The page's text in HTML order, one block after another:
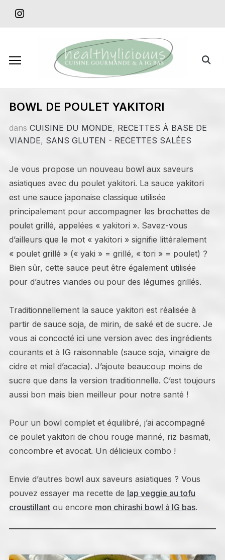
instagram
Search
BOWL DE POULET YAKITORI
dans CUISINE DU MONDE, RECETTES À BASE DE
VIANDE, SANS GLUTEN - RECETTES SALÉES
Je vous propose un nouveau bowl aux saveurs
asiatiques avec du poulet yakitori. La sauce yakitori
est une sauce japonaise classique utilisée
principalement pour accompagner les brochettes de
poulet grillé, appelées « yakitori ». Savez-vous
d’ailleurs que le mot « yakitori » signifie littéralement
« poulet grillé » (« yaki » = grillé, « tori » = poulet) ?
Bien sûr, cette sauce peut être également utilisée
pour d’autres viandes ou pour des légumes grillés.
Traditionnellement la sauce yakitori est réalisée à
partir de sauce soja, de mirin, de saké et de sucre. Je
vous ai concocté ici une version avec des ingrédients
courants et à IG raisonnable (sauce soja, vinaigre de
cidre et miel d’acacia). J’ajoute beaucoup moins de
sucre que dans la version traditionnelle. C’est toujours
aussi bon mais bien meilleur pour notre santé !
Pour un bowl complet et équilibré, j’ai accompagné
ce poulet yakitori de chou rouge mariné, riz basmati,
concombre et avocat. Un délicieux combo !
Envie d’autres bowl aux saveurs asiatiques ? Vous
pouvez essayer ma recette de lap veggie au tofu
croustillantou encore mon chirashi bowl à IG bas.